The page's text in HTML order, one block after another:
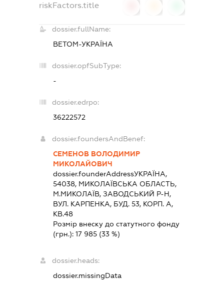
riskFactors.title
dossier.fullName:
ВЕТОМ-УКРАЇНА
dossier.opfSubType:
-
dossier.edrpo:
36222572
dossier.foundersAndBenef:
СЕМЕНОВ ВОЛОДИМИР
МИКОЛАЙОВИЧ
dossier.founderAddressУКРАЇНА,
54038, МИКОЛАЇВСЬКА ОБЛАСТЬ,
М.МИКОЛАЇВ, ЗАВОДСЬКИЙ Р-Н,
ВУЛ. КАРПЕНКА, БУД. 53, КОРП. А,
КВ.48
Розмір внеску до статутного фонду
(грн.): 17 985(33 %)
dossier.heads:
dossier.missingData